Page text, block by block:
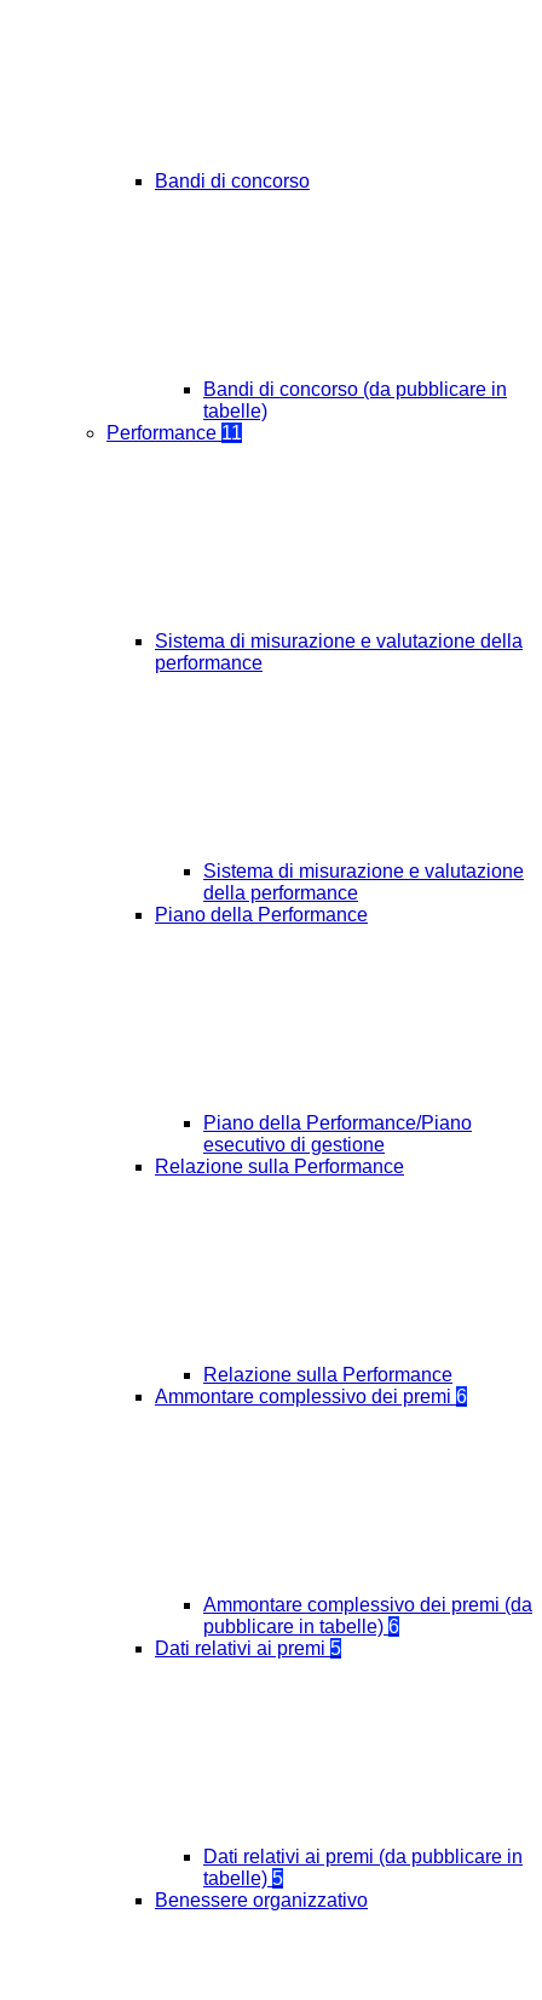
Bandi di concorso
Bandi di concorso (da pubblicare in
tabelle)
Performance 11
Sistema di misurazione e valutazione della
performance
Sistema di misurazione e valutazione
della performance
Piano della Performance
Piano della Performance/Piano
esecutivo di gestione
Relazione sulla Performance
Relazione sulla Performance
Ammontare complessivo dei premi 6
Ammontare complessivo dei premi (da
pubblicare in tabelle) 6
Dati relativi ai premi 5
Dati relativi ai premi (da pubblicare in
tabelle) 5
Benessere organizzativo